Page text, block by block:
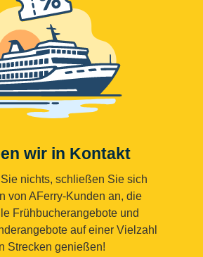
wir in Kontakt
nichts, schließen Sie sich
von AFerry-Kunden an, die
Frühbucherangebote und
auf einer Vielzahl
Strecken genießen!